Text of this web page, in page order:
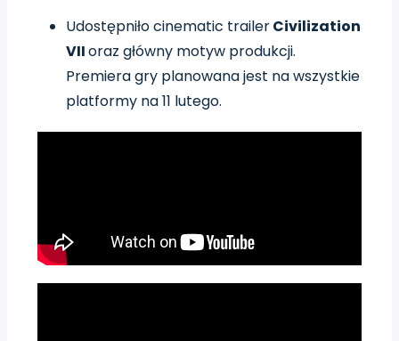
Udostępniło cinematic trailerCivilization
VIIoraz główny motyw produkcji.
Premiera gry planowana jest na wszystkie
platformy na 11 lutego.